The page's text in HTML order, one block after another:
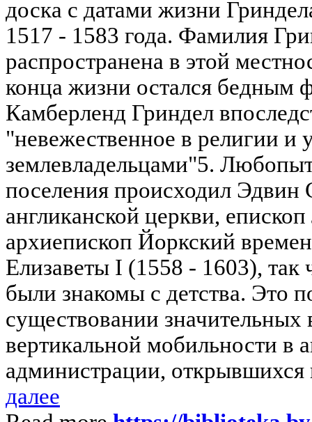
доска с датами жизни
1517 - 1583 года. Фамилия
распространена в этой
конца жизни остался бедным
Камберленд Гриндел
"невежественное в религии и
землевладельцами"5.
поселения происходил Эдвин
англиканской церкви,
архиепископ Йоркский
Елизаветы I (1558 - 1603), так
были знакомы с детства. Это
существовании значительных
вертикальной мобильности в
администрации,
далее